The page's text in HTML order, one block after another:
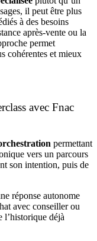
il peut être plus
à des besoins
après-vente ou la
permet
cohérentes et mieux
avec Fnac
permettant
vers un parcours
son intention, puis de
réponse autonome
avec conseiller ou
l’historique déjà